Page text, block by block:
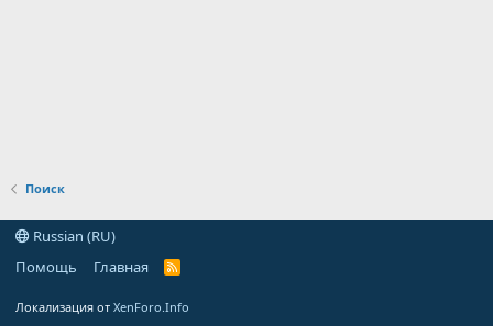
Поиск
Russian (RU)
Помощь
Главная
R
Локализация от XenForo.Info